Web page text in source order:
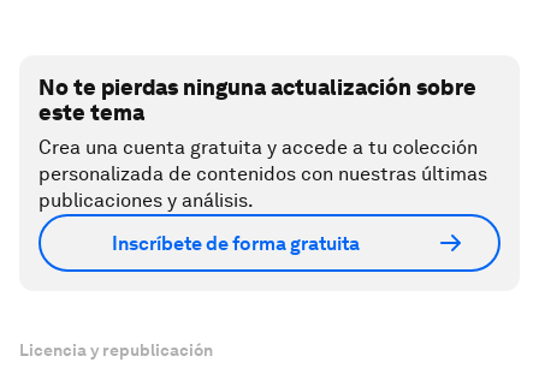
No te pierdas ninguna actualización sobre
este tema
Crea una cuenta gratuita y accede a tu colección
personalizada de contenidos con nuestras últimas
publicaciones y análisis.
Inscríbete de forma gratuita
Licencia y republicación